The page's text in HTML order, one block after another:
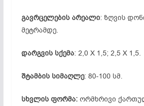
გავრცელების არეალი: ზღვის
მეტრამდე.
დარგვის სქემა: 2,0 X 1,5; 2,5 X 1,5.
შტამბის სიმაღლე: 80-100 სმ.
სხვლის ფორმა:ორმხრივი